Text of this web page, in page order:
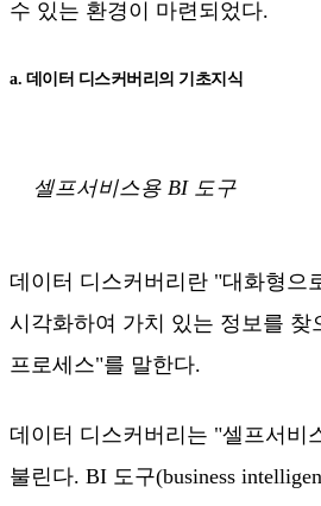
수 있는 환경이 마련되었다.
a. 데이터 디스커버리의 기초지식
셀프서비스용 BI 도구
데이터 디스커버리란 "대화형으
시각화하여 가치 있는 정보를 찾
프로세스"를 말한다.
데이터 디스커버리는 "셀프서비
불린다. BI 도구(business